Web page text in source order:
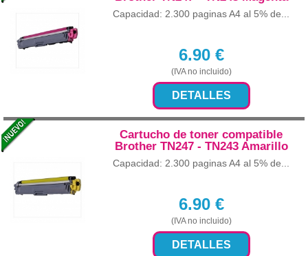
Capacidad: 2.300 paginas A4 al 5% de...
6.90€
(IVA no incluido)
DETALLES
Cartucho de toner compatible
Brother TN247 - TN243 Amarillo
Capacidad: 2.300 paginas A4 al 5% de...
6.90€
(IVA no incluido)
DETALLES